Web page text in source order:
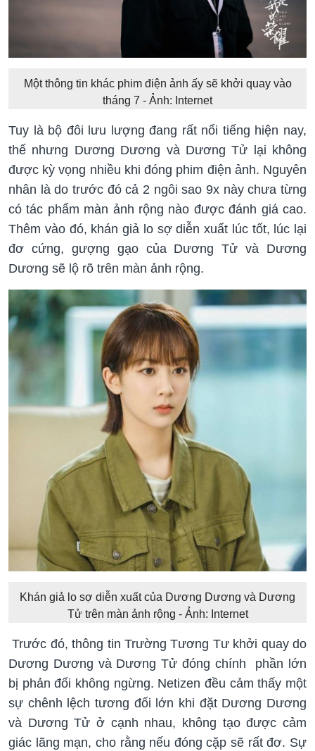
Một thông tin khác phim điện ảnh ấy sẽ khởi quay vào
tháng 7 - Ảnh: Internet
Tuy là bộ đôi lưu lượng đang rất nổi tiếng hiện nay,
thế nhưng Dương Dương và Dương Tử lại không
được kỳ vọng nhiều khi đóng phim điện ảnh. Nguyên
nhân là do trước đó cả 2 ngôi sao 9x này chưa từng
có tác phẩm màn ảnh rộng nào được đánh giá cao.
Thêm vào đó, khán giả lo sợ diễn xuất lúc tốt, lúc lại
đơ cứng, gượng gạo của Dương Tử và Dương
Dương sẽ lộ rõ trên màn ảnh rộng.
Khán giả lo sợ diễn xuất của Dương Dương và Dương
Tử trên màn ảnh rộng - Ảnh: Internet
Trước đó, thông tin Trường Tương Tư khởi quay do
Dương Dương và Dương Tử đóng chính phần lớn
bị phản đối không ngừng. Netizen đều cảm thấy một
sự chênh lệch tương đối lớn khi đặt Dương Dương
và Dương Tử ở cạnh nhau, không tạo được cảm
giác lãng mạn, cho rằng nếu đóng cặp sẽ rất đơ. Sự